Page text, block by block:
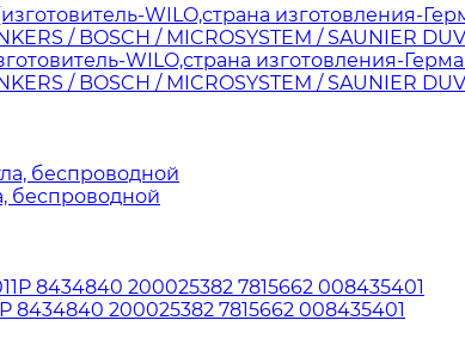
WILO,страна изготовления-
/ BOSCH / MICROSYSTEM / SAUNIER
беспроводной
8434840 200025382 7815662 008435401